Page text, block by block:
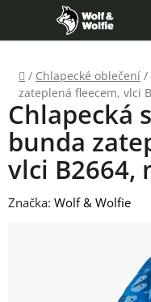
obsah
Domů
/ Chlapecké oblečení /
zateplená fleecem, vlci
Chlapecká
bunda
vlci B2664,
Značka: Wolf & Wolfie